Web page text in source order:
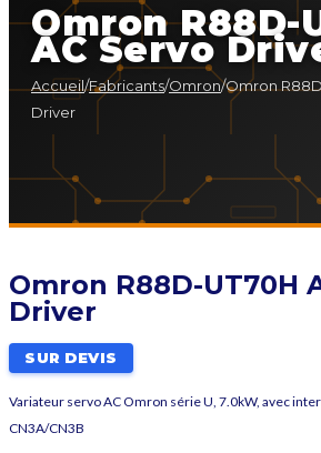
Omron R88D-
AC Servo
Accueil/Fabricants/Omron/Omron
Driver
Omron R88D-UT70H
Driver
SUR DEVIS
Variateur servo AC Omron série U, 7.0kW, avec
CN3A/CN3B